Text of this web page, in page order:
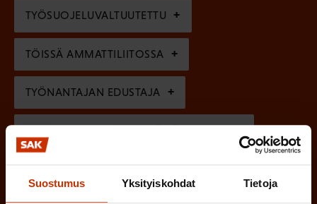
Suostumus Yksityiskohdat Tietoja
e
n
)
i
n
e
n
)
TYÖSUOJELUVALTUUTETTU
TÖISSÄ AMMATTILIITOSSA
TYÖNANTAJAN EDUSTAJA
Millä kielellä haluat uutiskirjeesi